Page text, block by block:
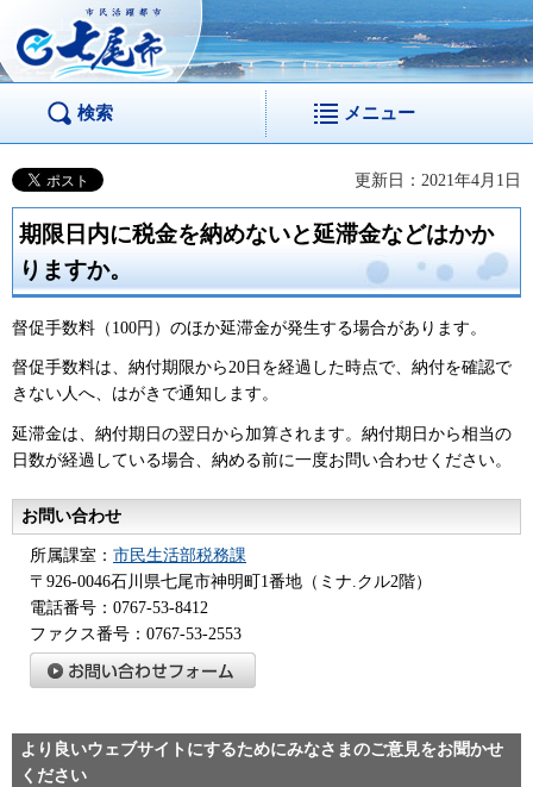
市民活躍都市 七尾
市
検索 メニュー
更新日：2021年4月1日
期限日内に税金を納めないと延滞金などはかか
りますか。
督促手数料（100円）のほか延滞金が発生する場合があります。
督促手数料は、納付期限から20日を経過した時点で、納付を確認で
きない人へ、はがきで通知します。
延滞金は、納付期日の翌日から加算されます。納付期日から相当の
日数が経過している場合、納める前に一度お問い合わせください。
お問い合わせ
所属課室： 市民生活部税務課
〒926-0046石川県七尾市神明町1番地（ミナ.クル2階）
電話番号：0767-53-8412
ファクス番号：0767-53-2553
より良いウェブサイトにするためにみなさまのご意見をお聞かせ
ください